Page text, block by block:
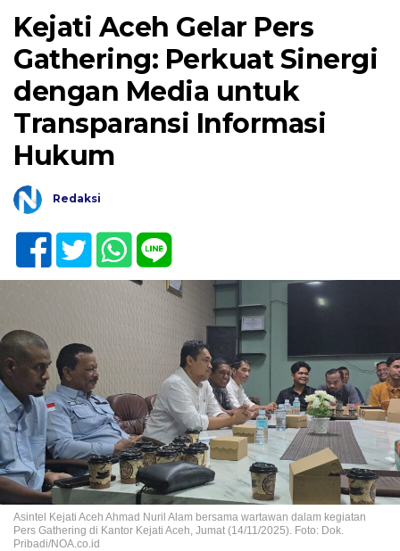
Kejati Aceh Gelar Pers
Gathering: Perkuat Sinergi
dengan Media untuk
Transparansi Informasi
Hukum
Redaksi
Asintel Kejati Aceh Ahmad Nuril Alam bersama wartawan dalam kegiatan
Pers Gathering di Kantor Kejati Aceh, Jumat (14/11/2025). Foto: Dok.
Pribadi/NOA.co.id